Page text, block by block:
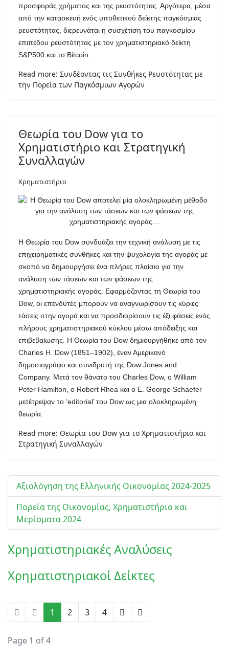
προσφοράς χρήματος και της ρευστότητας. Αργότερα, μέσα
από την κατασκευή ενός υποθετικού δείκτης παγκόσμιας
ρευστότητας, διερευνάται η συσχέτιση του παγκοσμίου
επιπέδου ρευστότητας με τον χρηματιστηριακό δείκτη
S&P500 και το Bitcoin
Read more: Συνδέοντας τις Συνθήκες Ρευστότητας με
την Πορεία των Παγκόσμιων Αγορών
Θεωρία του Dow για το
Χρηματιστήριο και Στρατηγική
Συναλλαγών
Χρηματιστήριο
Η Θεωρία του Dow συνδυάζει την τεχνική ανάλυση με τις
επιχειρηματικές συνθήκες και την ψυχολογία της αγοράς με
σκοπό να δημιουργήσει ένα πλήρες πλαίσιο για την
ανάλυση των τάσεων και των φάσεων της
χρηματιστηριακής αγοράς. Εφαρμόζοντας τη Θεωρία του
Dow, οι επενδυτές μπορούν να αναγνωρίσουν τις κύριες
τάσεις στην αγορά και να προσδιορίσουν τις έξι φάσεις ενός
πλήρους χρηματιστηριακού κύκλου μέσω απόδειξης και
επιβεβαίωσης. Η Θεωρία του Dow δημιουργήθηκε από τον
Charles H. Dow (1851–1902), έναν Αμερικανό
δημοσιογράφο και συνιδρυτή της Dow Jones and
Company. Μετά τον θάνατο του Charles Dow, ο William
Peter Hamilton, ο Robert Rhea και ο E. George Schaefer
μετέτρεψαν το ‘editorial’ του Dow ως μια ολοκληρωμένη
θεωρία.
Read more: Θεωρία του Dow για το Χρηματιστήριο και
Στρατηγική Συναλλαγών
Αξιολόγηση της Ελληνικής Οικονομίας 2024-2025
Πορεία της Οικονομίας, Χρηματιστήριο και
Μερίσματα 2024
Χρηματιστηριακές Αναλύσεις
Χρηματιστηριακοί Δείκτες
1 2 3 4
Page 1 of 4